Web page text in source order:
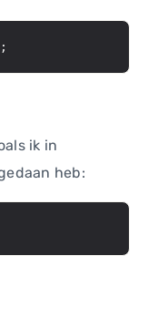
ik in
heb: